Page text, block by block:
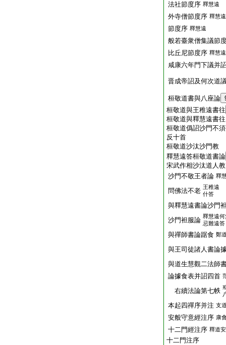
法社節度序 釋慧遠
外寺僧節度序 釋慧遠
節度序 釋慧遠
般若臺衆僧集議節
比丘尼節度序 釋慧遠
咸康六年門下議并
晋成帝詔及何次道
桓敬道書與八座論
桓敬道與王稚遠書往
桓敬道與釋慧遠書
桓敬道僞詔沙門不
反十首
桓敬道沙汰沙門教
釋慧遠答桓敬道書論
宋武作相沙汰道人教
沙門不敬王者論 釋
問佛法不老 王稚遠
什答
與釋慧遠書論沙門
沙門袒服論 釋慧遠何
忌難遠答
與禪師書論踞食 鄭
與王司徒諸人書論
與道生慧觀二法師
論據食表并詔四首
右續法論第七帙
本起四禪序并注 支
安般守意經注序 康
十二門經注序 釋道安
十二門注序